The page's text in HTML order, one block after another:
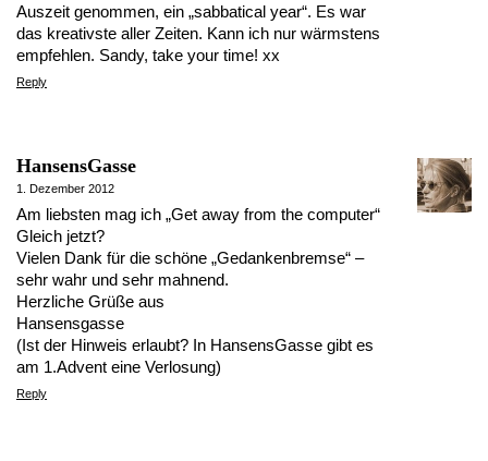
Auszeit genommen, ein „sabbatical year“. Es war
das kreativste aller Zeiten. Kann ich nur wärmstens
empfehlen. Sandy, take your time! xx
Reply
HansensGasse
1. Dezember 2012
Am liebsten mag ich „Get away from the computer“
Gleich jetzt?
Vielen Dank für die schöne „Gedankenbremse“ –
sehr wahr und sehr mahnend.
Herzliche Grüße aus
Hansensgasse
(Ist der Hinweis erlaubt? In HansensGasse gibt es
am 1.Advent eine Verlosung)
Reply